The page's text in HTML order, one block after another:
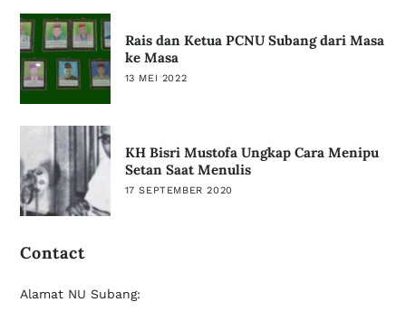
Rais dan Ketua PCNU Subang dari Masa
ke Masa
13 MEI 2022
KH Bisri Mustofa Ungkap Cara Menipu
Setan Saat Menulis
17 SEPTEMBER 2020
Contact
Alamat NU Subang: